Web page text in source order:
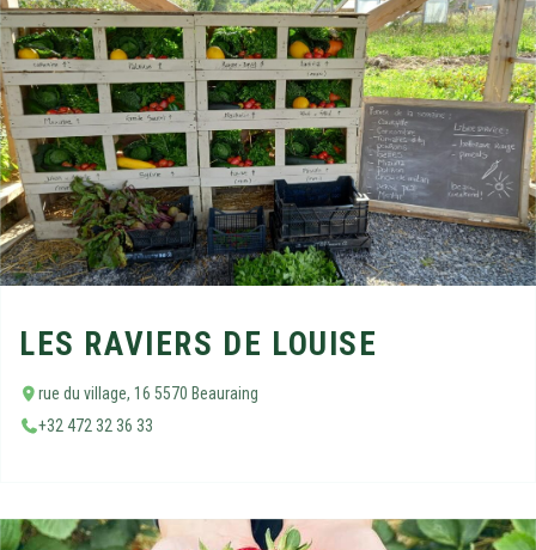
LES RAVIERS DE LOUISE
rue du village, 16 5570 Beauraing
+32 472 32 36 33